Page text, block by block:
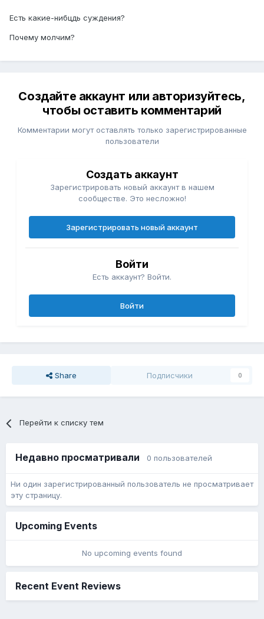
Есть какие-нибцдь суждения?
Почему молчим?
Создайте аккаунт или авторизуйтесь,
чтобы оставить комментарий
Комментарии могут оставлять только зарегистрированные
пользователи
Создать аккаунт
Зарегистрировать новый аккаунт в нашем
сообществе. Это несложно!
Зарегистрировать новый аккаунт
Войти
Есть аккаунт? Войти.
Войти
Share Подписчики 0
Перейти к списку тем
Недавно просматривали 0 пользователей
Ни один зарегистрированный пользователь не просматривает
эту страницу.
Upcoming Events
No upcoming events found
Recent Event Reviews